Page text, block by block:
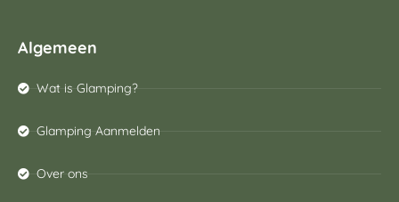
Algemeen
Wat is Glamping?
Glamping Aanmelden
Over ons